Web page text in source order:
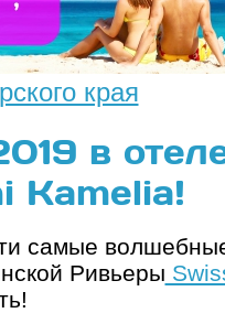
края
в
Kamelia!
самые
Ривьеры